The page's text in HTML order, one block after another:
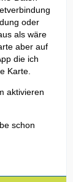
oder
als wäre
aber auf
die ich
Karte.
aktivieren
schon